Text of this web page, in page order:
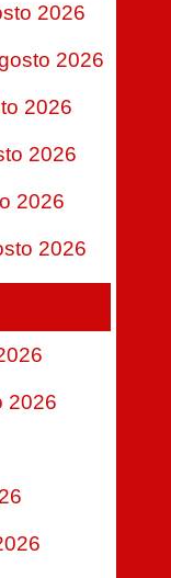
2026
2026
2026
2026
2026
2026
2026